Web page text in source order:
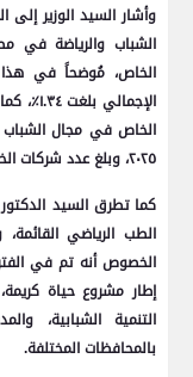
وأشار السيد الوزير
الشباب والرياضة في
الخاص، مُوضحاً في هذا
٢٠٢٥، وبلغ عدد شركات الخدمات الرياضية القائمة ٥٤٨ شركة.
كما تطرق السيد
الطب الرياضي
إطار مشروع حياة
التنمية الشبابية،
بالمحافظات المختلفة.